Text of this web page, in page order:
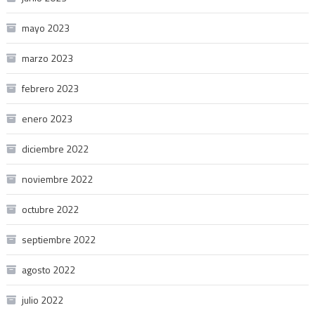
mayo 2023
marzo 2023
febrero 2023
enero 2023
diciembre 2022
noviembre 2022
octubre 2022
septiembre 2022
agosto 2022
julio 2022